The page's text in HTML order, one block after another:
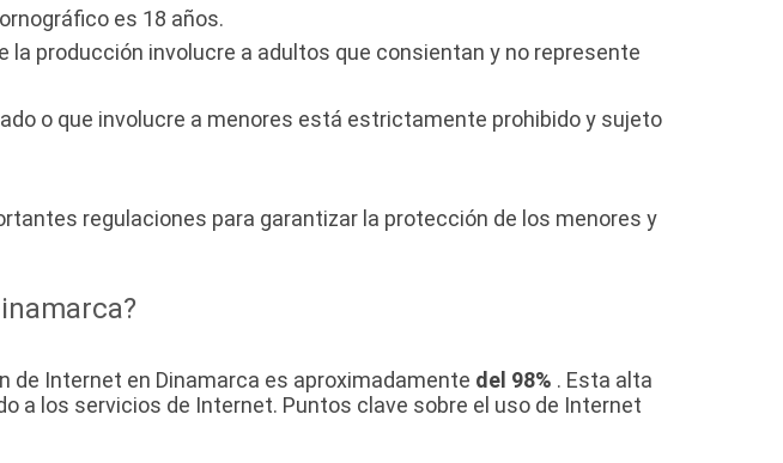
es 18 años.
producción involucre a adultos que consientan y no represente
o que involucre a menores está estrictamente prohibido y sujeto
regulaciones para garantizar la protección de los menores y
de Internet en Dinamarca es aproximadamente del 98% . Esta alta
a los servicios de Internet. Puntos clave sobre el uso de Internet